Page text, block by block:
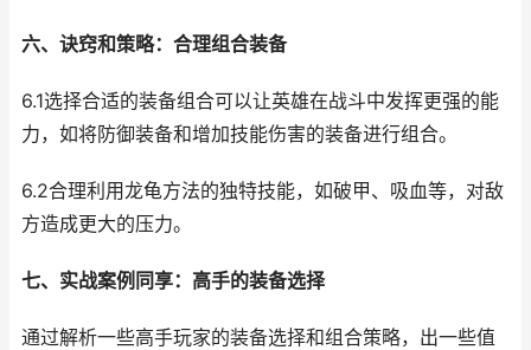
六、诀窍和策略：合理组合装备
6.1选择合适的装备组合可以让英雄在战斗中发挥更强的能
力，如将防御装备和增加技能伤害的装备进行组合。
6.2合理利用龙龟方法的独特技能，如破甲、吸血等，对敌
方造成更大的压力。
七、实战案例同享：高手的装备选择
通过解析一些高手玩家的装备选择和组合策略，出一些值